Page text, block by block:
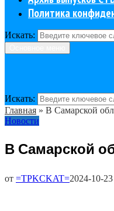
Политика
Искать:
Искать:
Главная » В Самарской
Новости
В Самарской
от =TPKCKAT=2024-10-